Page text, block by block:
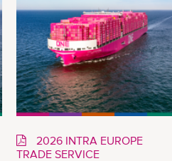
TRADE SERVICE